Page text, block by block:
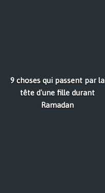
9 choses qui passent par la
tête d'une fille durant
Ramadan